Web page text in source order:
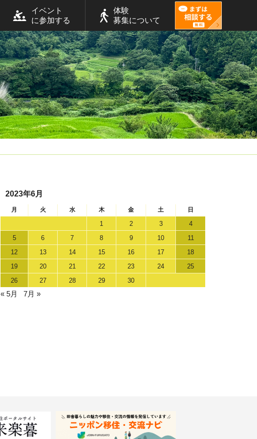
イベント
に参加する
体験
募集について
2023年6月
月 火 水 木 金 土 日
1 2 3
4
5
6 7 8 9 10
11
12
13 14 15 16 17
18
19
20 21 22 23 24
25
26
27 28 29 30
« 5月 7月 »